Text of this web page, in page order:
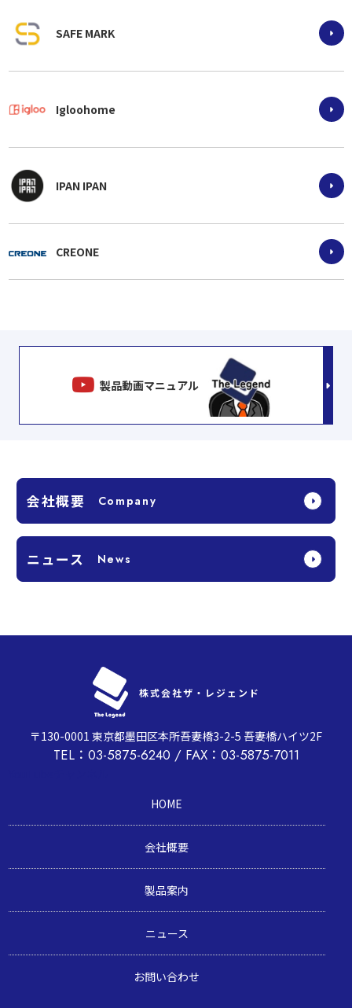
SAFE MARK
Igloohome
IPAN IPAN
CREONE
製品動画マニュアル
会社概要
ニュース
株式会社ザ・レジェンド
〒130-0001 東京都墨田区本所吾妻橋3-2-5 吾妻橋ハイツ2F
TEL：03-5875-6240 / FAX：03-5875-7011
HOME
会社概要
製品案内
ニュース
お問い合わせ